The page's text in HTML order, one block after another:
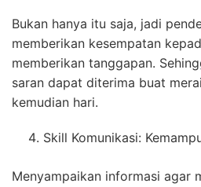
Bukan hanya itu saja, jadi
memberikan kesempatan
memberikan tanggapan.
saran dapat diterima buat
kemudian hari.
Skill Komunikasi:
Menyampaikan informasi agar